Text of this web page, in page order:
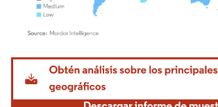
Imagen © Mordor Intelligence. El uso requiere